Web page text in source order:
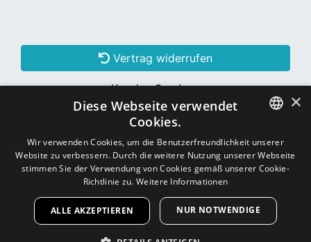
Vertrag widerrufen
Kunden Services
Konto erstellen
Schon Kunde? Einloggen
Copyright © 2026 CNC - Online Shop
GERMAN
×
Diese Webseite verwendet
Cookies.
Wir verwenden Cookies, um die Benutzerfreundlichkeit unserer
Website zu verbessern. Durch die weitere Nutzung unserer Webseite
stimmen Sie der Verwendung von Cookies gemäß unserer Cookie-
Richtlinie zu. Weitere Informationen
ALLE AKZEPTIEREN NUR NOTWENDIGE